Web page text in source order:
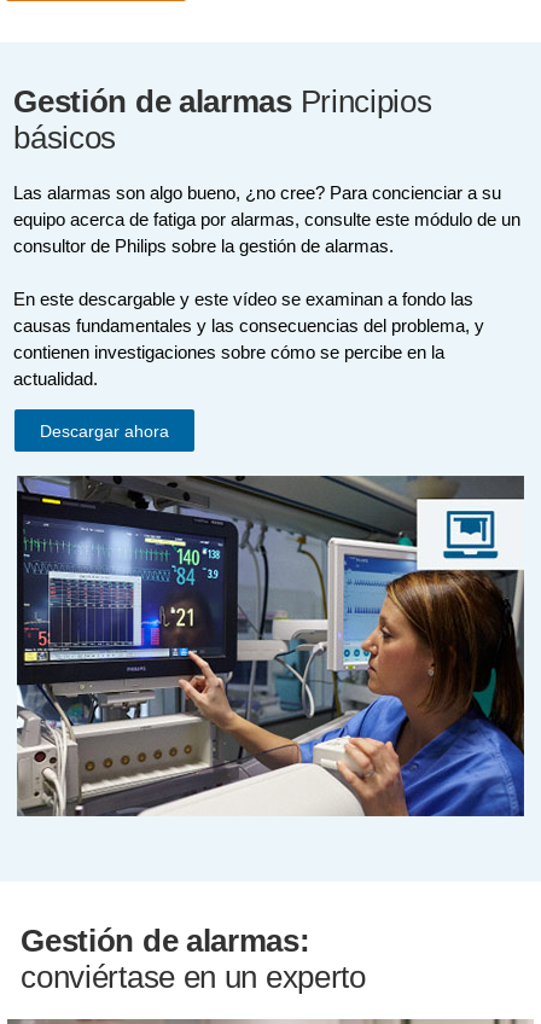
Gestión de alarmasPrincipios
básicos
Las alarmas son algo bueno, ¿no cree? Para concienciar a su
equipo acerca de fatiga por alarmas, consulte este módulo de un
consultor de Philips sobre la gestión de alarmas.
En este descargable y este vídeo se examinan a fondo las
causas fundamentales y las consecuencias del problema, y
contienen investigaciones sobre cómo se percibe en la
actualidad.
Descargar ahora
Gestión de alarmas:
conviértase en un experto